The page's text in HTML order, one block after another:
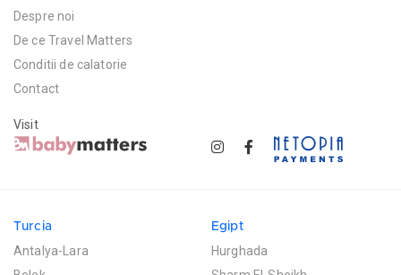
Despre noi
De ce Travel Matters
Conditii de calatorie
Contact
Visit
Turcia
Antalya-Lara
Egipt
Hurghada